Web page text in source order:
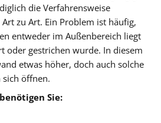
die Verfahrensweise
zu Art. Ein Problem ist häufig,
entweder im Außenbereich liegt
oder gestrichen wurde. In diesem
etwas höher, doch auch solche
sich öffnen.
Sie: